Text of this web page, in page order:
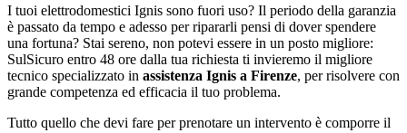
I tuoi elettrodomestici Ignis sono fuori uso? Il periodo della garanzia
è passato da tempo e adesso per ripararli pensi di dover spendere
una fortuna? Stai sereno, non potevi essere in un posto migliore:
SulSicuro entro 48 ore dalla tua richiesta ti invieremo il migliore
tecnico specializzato in assistenza Ignis a Firenze, per risolvere con
grande competenza ed efficacia il tuo problema.
Tutto quello che devi fare per prenotare un intervento è comporre il